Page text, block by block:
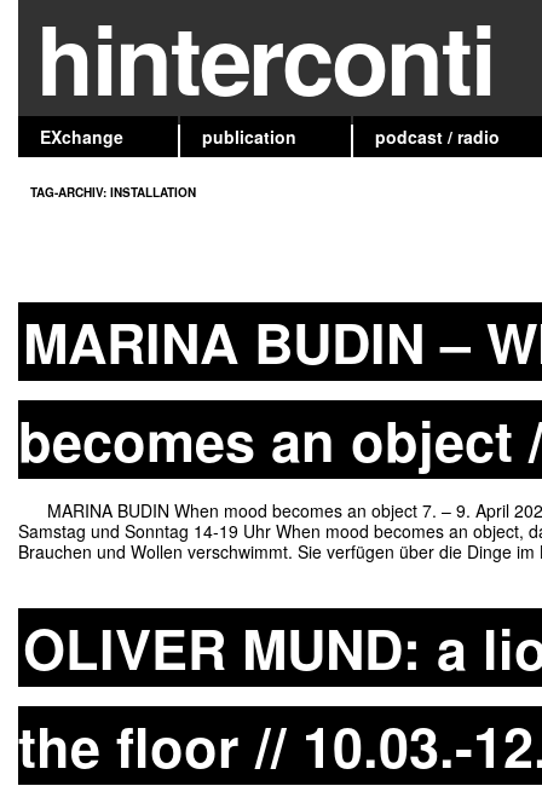
hinterconti
EXchange publication podcast / radio
TAG-ARCHIV: INSTALLATION
MARINA BUDIN –
becomes an object
MARINA BUDIN When mood becomes an object 7. – 9. April
Samstag und Sonntag 14-19 Uhr When mood becomes an object,
Brauchen und Wollen verschwimmt. Sie verfügen über die Dinge
OLIVER MUND: a
the floor // 10.03.-